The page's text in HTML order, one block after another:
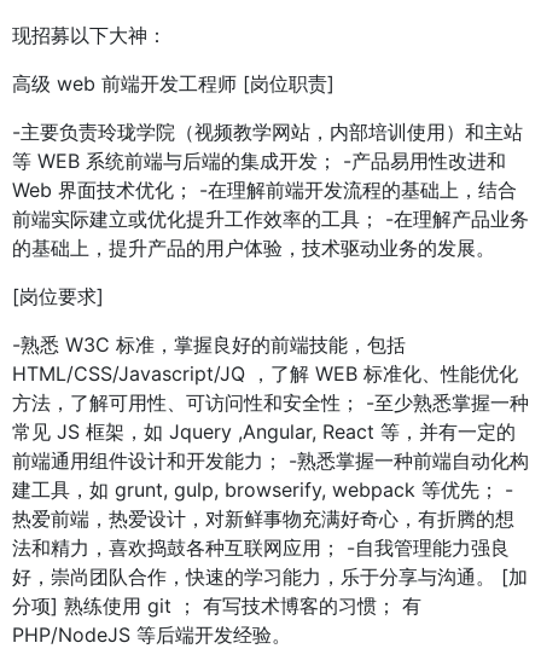
现招募以下大神：
高级 web 前端开发工程师 [岗位职责]
-主要负责玲珑学院（视频教学网站，内部培训使用）和主站
等 WEB 系统前端与后端的集成开发； -产品易用性改进和
Web 界面技术优化； -在理解前端开发流程的基础上，结合
前端实际建立或优化提升工作效率的工具； -在理解产品业务
的基础上，提升产品的用户体验，技术驱动业务的发展。
[岗位要求]
-熟悉 W3C 标准，掌握良好的前端技能，包括
HTML/CSS/Javascript/JQ ，了解 WEB 标准化、性能优化
方法，了解可用性、可访问性和安全性； -至少熟悉掌握一种
常见 JS 框架，如 Jquery ,Angular, React 等，并有一定的
前端通用组件设计和开发能力； -熟悉掌握一种前端自动化构
建工具，如 grunt, gulp, browserify, webpack 等优先； -
热爱前端，热爱设计，对新鲜事物充满好奇心，有折腾的想
法和精力，喜欢捣鼓各种互联网应用； -自我管理能力强良
好，崇尚团队合作，快速的学习能力，乐于分享与沟通。 [加
分项] 熟练使用 git ； 有写技术博客的习惯； 有
PHP/NodeJS 等后端开发经验。